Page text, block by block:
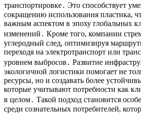
транспортировке․ Это способствует
сокращению использования пластика,
важным аспектом в эпоху глобальных
изменений․ Кроме того, компании
углеродный след, оптимизируя
переходя на электротранспорт или
уровнем выбросов․ Развитие
экологичной логистики помогает не
ресурсы, но и создавать более
которые учитывают потребности как
в целом․ Такой подход становится
среди сознательных потребителей,